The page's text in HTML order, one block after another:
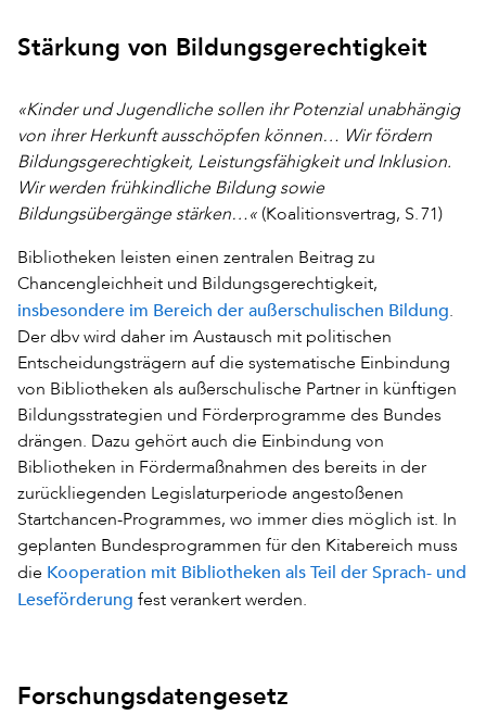
Stärkung von Bildungsgerechtigkeit
«Kinder und Jugendliche sollen ihr Potenzial unabhängig
von ihrer Herkunft ausschöpfen können… Wir fördern
Bildungsgerechtigkeit, Leistungsfähigkeit und Inklusion.
Wir werden frühkindliche Bildung sowie
Bildungsübergänge stärken…« (Koalitionsvertrag, S. 71)
Bibliotheken leisten einen zentralen Beitrag zu
Chancengleichheit und Bildungsgerechtigkeit,
insbesondere im Bereich der außerschulischen Bildung
Der dbv wird daher im Austausch mit politischen
Entscheidungsträgern auf die systematische Einbindung
von Bibliotheken als außerschulische Partner in künftigen
Bildungsstrategien und Förderprogramme des Bundes
drängen. Dazu gehört auch die Einbindung von
Bibliotheken in Fördermaßnahmen des bereits in der
zurückliegenden Legislaturperiode angestoßenen
Startchancen-Programmes, wo immer dies möglich ist. In
geplanten Bundesprogrammen für den Kitabereich muss
die Kooperation mit Bibliotheken als Teil der Sprach- und
Leseförderung fest verankert werden.
Forschungsdatengesetz